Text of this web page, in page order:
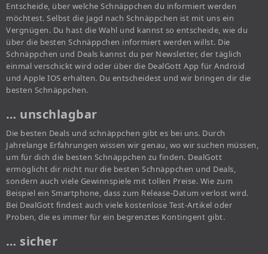
Entscheide, über welche Schnäppchen du informiert werden
möchtest. Selbst die Jagd nach Schnäppchen ist mit uns ein
Vergnügen. Du hast die Wahl und kannst so entscheide, wie du
über die besten Schnäppchen informiert werden willst. Die
Schnäppchen und Deals kannst du per Newsletter, der täglich
einmal verschickt wird oder über die DealGott App für Android
und Apple IOS erhalten. Du entscheidest und wir bringen dir die
besten Schnäppchen.
… unschlagbar
Die besten Deals und schnäppchen gibt es bei uns. Durch
Jahrelange Erfahrungen wissen wir genau, wo wir suchen müssen,
um für dich die besten Schnäppchen zu finden. DealGott
ermöglicht dir nicht nur die besten Schnäppchen und Deals,
sondern auch viele Gewinnspiele mit tollen Preise. Wie zum
Beispiel ein Smartphone, dass zum Release-Datum verlost wird.
Bei DealGott findest auch viele kostenlose Test-Artikel oder
Proben, die es immer für ein begrenztes Kontingent gibt.
… sicher